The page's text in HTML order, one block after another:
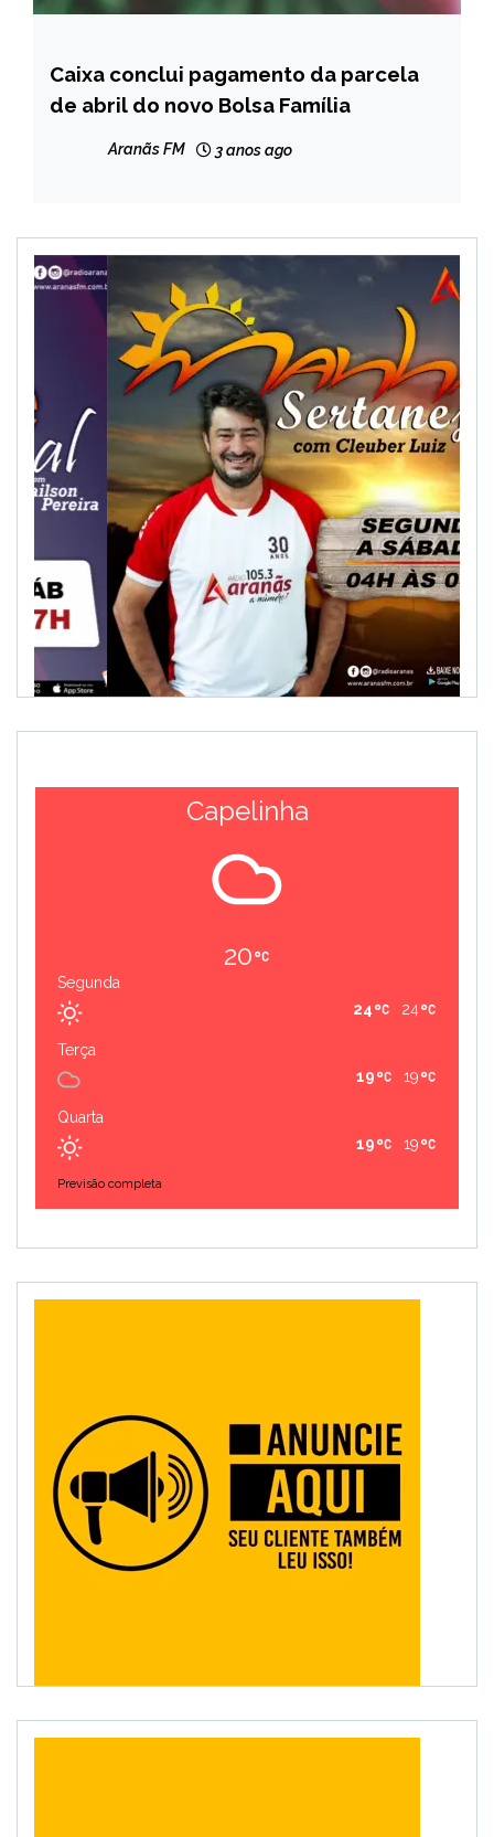
BRASIL
NOTÍCIAS
Caixa conclui pagamento da parcela
de abril do novo Bolsa Família
Aranãs FM 3 anos ago
Capelinha
20
Segunda
24
24
Terça
19
19
Quarta
19
19
Previsão completa